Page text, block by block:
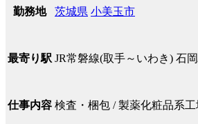
勤務地 茨城県 小美玉市
最寄り駅 JR常磐線(取手～いわき) 石
仕事内容 検査・梱包 / 製薬化粧品系工